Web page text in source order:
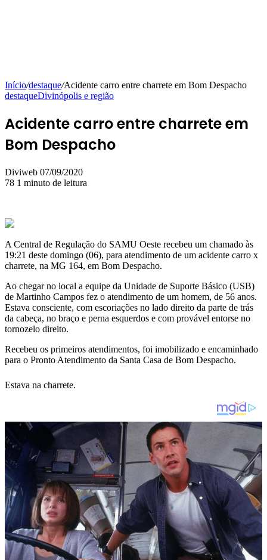
Início/destaque/Acidente carro entre charrete em Bom Despacho
destaqueDivinópolis e região
Acidente carro entre charrete em
Bom Despacho
Diviweb Mande
um
07/09/2020
78 1 minuto de leitura
A Central de Regulação do SAMU Oeste recebeu um chamado às
19:21 deste domingo (06), para atendimento de um acidente carro x
charrete, na MG 164, em Bom Despacho.
Ao chegar no local a equipe da Unidade de Suporte Básico (USB)
de Martinho Campos fez o atendimento de um homem, de 56 anos.
Estava consciente, com escoriações no lado direito da parte de trás
da cabeça, no braço e perna esquerdos e com provável entorse no
tornozelo direito.
Recebeu os primeiros atendimentos, foi imobilizado e encaminhado
para o Pronto Atendimento da Santa Casa de Bom Despacho.
Estava na charrete.